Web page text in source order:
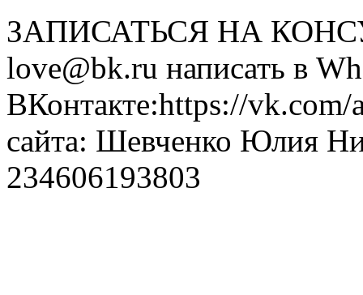
ЗАПИСАТЬСЯ НА
love@bk.ru написать в
ВКонтакте:https://
сайта: Шевченко Юлия
234606193803